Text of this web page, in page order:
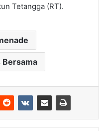
Tetangga (RT).
Bersama